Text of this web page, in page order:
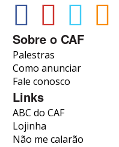
Sobre o CAF
Palestras
Como anunciar
Fale conosco
Links
ABC do CAF
Lojinha
Não me calarão